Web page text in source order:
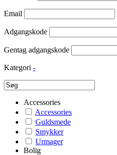
Email
Adgangskode
Gentag adgangskode
Kategori -
Accessories
Accessories
Guldsmede
Smykker
Urmager
Bolig